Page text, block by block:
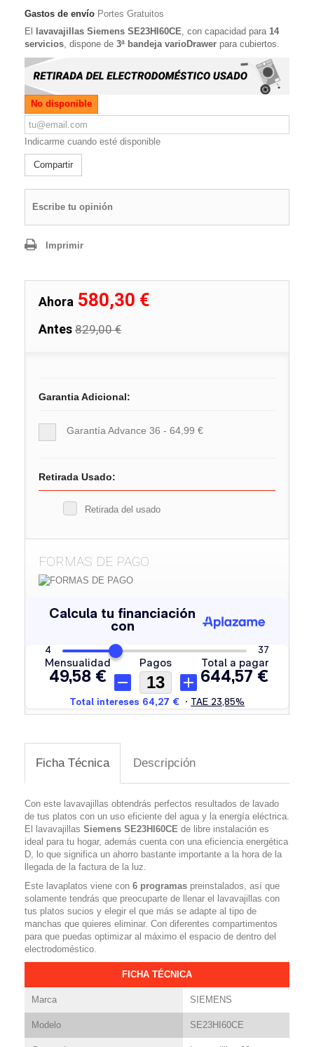
Gastos de envío Portes Gratuitos
El
lavavajillas Siemens SE23HI60CE, con capacidad para 14
servicios, dispone de 3ª bandeja varioDrawer para cubiertos.
No disponible
Indicarme cuando esté disponible
Compartir
Escribe tu opinión
Imprimir
Ahora 580,30 €
Antes 829,00 €
Garantia Adicional:
Garantía Advance 36 - 64,99 €
Retirada Usado:
Retirada del usado
FORMAS DE PAGO
Ficha Técnica Descripción
Con este lavavajillas obtendrás perfectos resultados de lavado
de tus platos con un uso eficiente del agua y la energía eléctrica.
El lavavajillas Siemens SE23HI60CE de libre instalación es
ideal para tu hogar, además cuenta con una eficiencia energética
D, lo que significa un ahorro bastante importante a la hora de la
llegada de la factura de la luz.
Este lavaplatos viene con 6 programas preinstalados, así que
solamente tendrás que preocuparte de llenar el lavavajillas con
tus platos sucios y elegir el que más se adapte al tipo de
manchas que quieres eliminar. Con diferentes compartimentos
para que puedas optimizar al máximo el espacio de dentro del
electrodoméstico.
FICHA TÉCNICA
Marca SIEMENS
Modelo SE23HI60CE